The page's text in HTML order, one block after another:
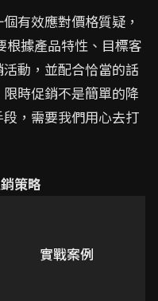
有效應對價格質疑，
根據產品特性、目標客
動，並配合恰當的話
時促銷不是簡單的降
，需要我們用心去打
策略
實戰案例